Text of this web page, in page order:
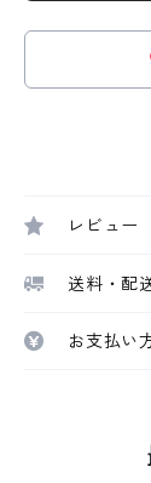
レビュー
送料・配
お支払い